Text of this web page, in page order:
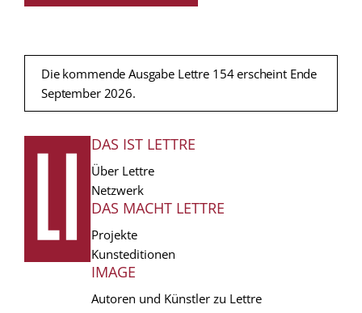
Die kommende Ausgabe Lettre 154 erscheint Ende
September 2026.
FUSSZEILE
DAS IST LETTRE
Über Lettre
Netzwerk
DAS MACHT LETTRE
Projekte
Kunsteditionen
IMAGE
Autoren und Künstler zu Lettre